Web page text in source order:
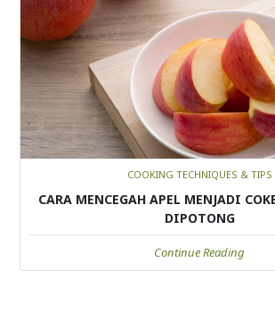
COOKING TECHNIQUES & TIPS
CARA MENCEGAH APEL MENJADI
DIPOTONG
Continue Reading